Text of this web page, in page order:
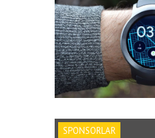
SPONSORLAR